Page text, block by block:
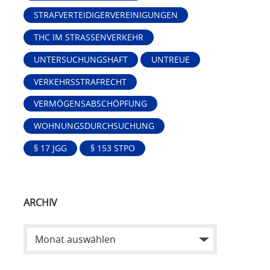
STRAFVERTEIDIGERVEREINIGUNGEN
THC IM STRASSENVERKEHR
UNTERSUCHUNGSHAFT
UNTREUE
VERKEHRSSTRAFRECHT
VERMÖGENSABSCHÖPFUNG
WOHNUNGSDURCHSUCHUNG
§ 17 JGG
§ 153 STPO
ARCHIV